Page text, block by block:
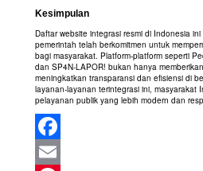
Kesimpulan
Daftar website integrasi resmi di Indonesia
pemerintah telah berkomitmen untuk
bagi masyarakat. Platform-platform seperti
dan SP4N-LAPOR! bukan hanya
meningkatkan transparansi dan efisiensi di
layanan-layanan terintegrasi ini, masyarakat
pelayanan publik yang lebih modern dan
Facebook